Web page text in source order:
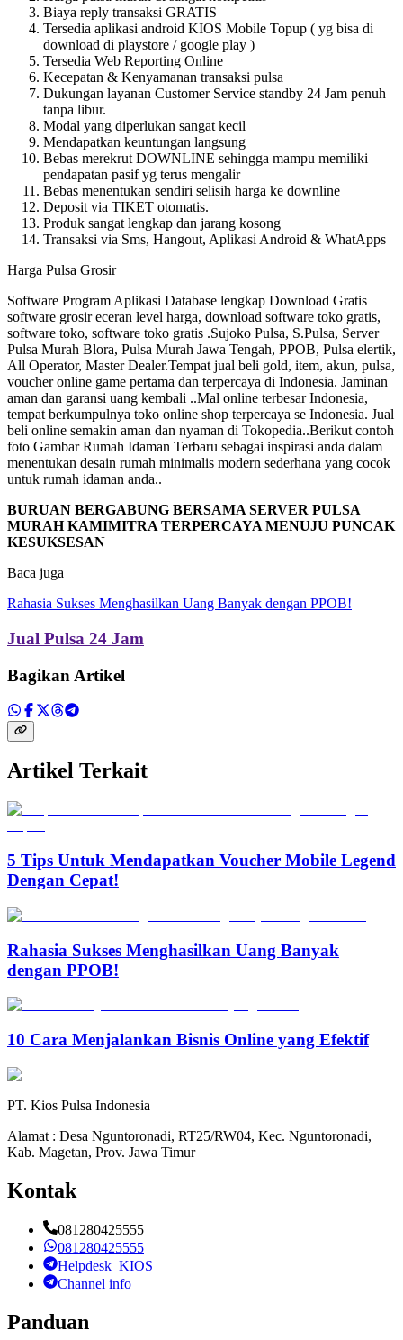
Biaya reply transaksi GRATIS
Tersedia aplikasi android KIOS Mobile Topup ( yg bisa di
download di playstore / google play )
Tersedia Web Reporting Online
Kecepatan & Kenyamanan transaksi pulsa
Dukungan layanan Customer Service standby 24 Jam penuh
tanpa libur.
Modal yang diperlukan sangat kecil
Mendapatkan keuntungan langsung
Bebas merekrut DOWNLINE sehingga mampu memiliki
pendapatan pasif yg terus mengalir
Bebas menentukan sendiri selisih harga ke downline
Deposit via TIKET otomatis.
Produk sangat lengkap dan jarang kosong
Transaksi via Sms, Hangout, Aplikasi Android & WhatApps
Harga Pulsa Grosir
Software Program Aplikasi Database lengkap Download Gratis
software grosir eceran level harga, download software toko gratis,
software toko, software toko gratis .Sujoko Pulsa, S.Pulsa, Server
Pulsa Murah Blora, Pulsa Murah Jawa Tengah, PPOB, Pulsa elertik,
All Operator, Master Dealer.Tempat jual beli gold, item, akun, pulsa,
voucher online game pertama dan terpercaya di Indonesia. Jaminan
aman dan garansi uang kembali ..Mal online terbesar Indonesia,
tempat berkumpulnya toko online shop terpercaya se Indonesia. Jual
beli online semakin aman dan nyaman di Tokopedia..Berikut contoh
foto Gambar Rumah Idaman Terbaru sebagai inspirasi anda dalam
menentukan desain rumah minimalis modern sederhana yang cocok
untuk rumah idaman anda..
BURUAN BERGABUNG BERSAMA SERVER PULSA
MURAH KAMIMITRA TERPERCAYA MENUJU PUNCAK
KESUKSESAN
Baca juga
Rahasia Sukses Menghasilkan Uang Banyak dengan PPOB!
Jual Pulsa 24 Jam
Bagikan Artikel
Artikel Terkait
5 Tips Untuk Mendapatkan Voucher Mobile Legend
Dengan Cepat!
Rahasia Sukses Menghasilkan Uang Banyak
dengan PPOB!
10 Cara Menjalankan Bisnis Online yang Efektif
PT. Kios Pulsa Indonesia
Alamat : Desa Nguntoronadi, RT25/RW04, Kec. Nguntoronadi,
Kab. Magetan, Prov. Jawa Timur
Kontak
081280425555
081280425555
Helpdesk_KIOS
Channel info
Panduan